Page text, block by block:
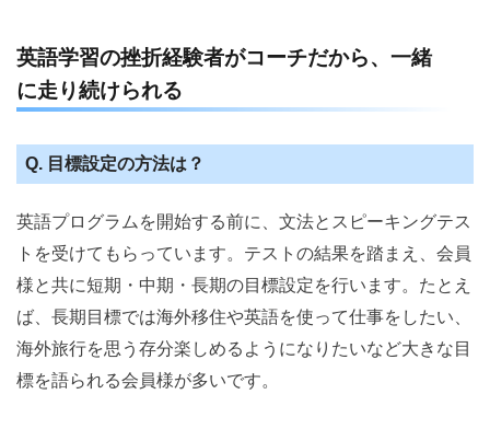
英語学習の挫折経験者がコーチだから、一緒
に走り続けられる
Q. 目標設定の方法は？
英語プログラムを開始する前に、文法とスピーキングテス
トを受けてもらっています。テストの結果を踏まえ、会員
様と共に短期・中期・長期の目標設定を行います。たとえ
ば、長期目標では海外移住や英語を使って仕事をしたい、
海外旅行を思う存分楽しめるようになりたいなど大きな目
標を語られる会員様が多いです。